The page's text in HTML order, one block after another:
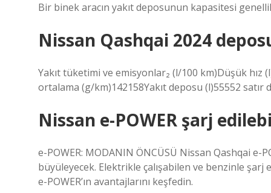
Bir binek aracın yakıt deposunun kapasitesi
Nissan Qashqai 2024
Yakıt tüketimi ve emisyonlar₂ (l/100 km)Düşük hız
ortalama (g/km)142158Yakıt deposu (l)55552 satır
Nissan e-POWER şarj
e-POWER: MODANIN ÖNCÜSÜ Nissan Qashqai e-
büyüleyecek. Elektrikle çalışabilen ve benzinle
e-POWER’ın avantajlarını keşfedin.